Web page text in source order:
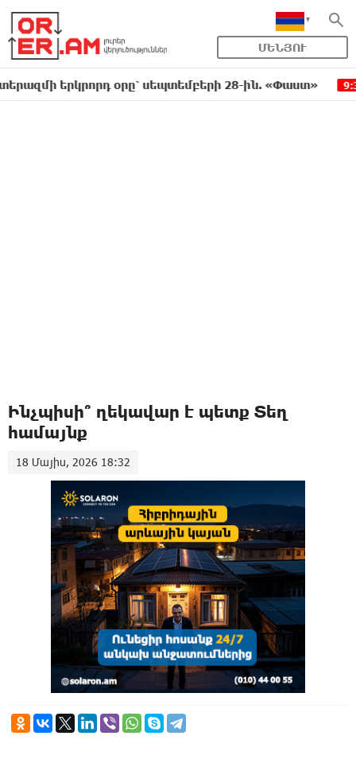
ՄԵՆՅՈՒ
երկրորդ օրը՝ սեպտեմբերի 28-ին. «Փաստ» 9:34
Ինչպիսի՞ ղեկավար է պետք Տեղ
համայնք
18 Մայիս, 2026 18:32